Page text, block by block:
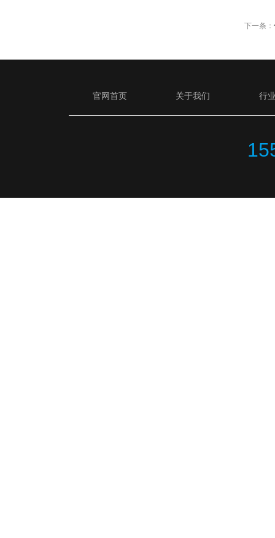
下一条：
官网首页 关于我们 行